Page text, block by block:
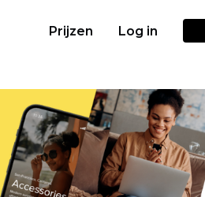
Prijzen Log in